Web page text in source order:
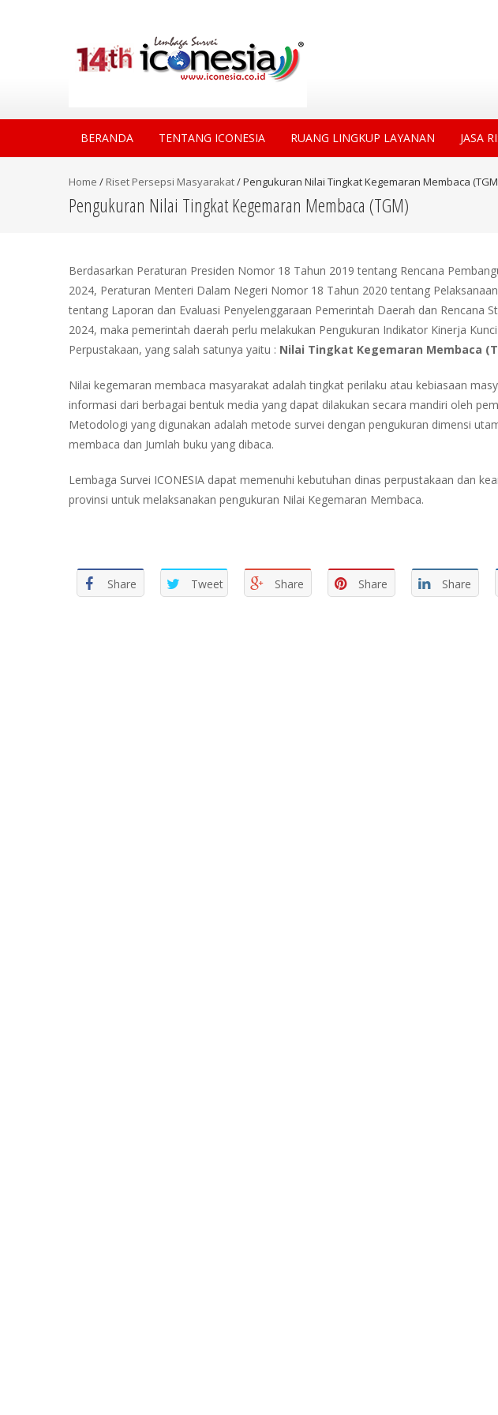
BERANDA TENTANG ICONESIA RUANG LINGKUP LAYANAN JASA
Home / Riset Persepsi Masyarakat/Pengukuran Nilai Tingkat Kegemaran Membaca
Pengukuran Nilai Tingkat Kegemaran Membaca (TGM)
Berdasarkan Peraturan Presiden Nomor 18 Tahun 2019 tentang Rencana
2024, Peraturan Menteri Dalam Negeri Nomor 18 Tahun 2020 tentang
tentang Laporan dan Evaluasi Penyelenggaraan Pemerintah Daerah dan Rencana
2024, maka pemerintah daerah perlu melakukan Pengukuran Indikator Kinerja
Perpustakaan, yang salah satunya yaitu : Nilai Tingkat Kegemaran Membaca
Nilai kegemaran membaca masyarakat adalah tingkat perilaku atau kebiasaan
informasi dari berbagai bentuk media yang dapat dilakukan secara mandiri oleh
Metodologi yang digunakan adalah metode survei dengan pengukuran dimensi
membaca dan Jumlah buku yang dibaca.
Lembaga Survei ICONESIA dapat memenuhi kebutuhan dinas perpustakaan dan
provinsi untuk melaksanakan pengukuran Nilai Kegemaran Membaca.
Share Tweet Share Share Share